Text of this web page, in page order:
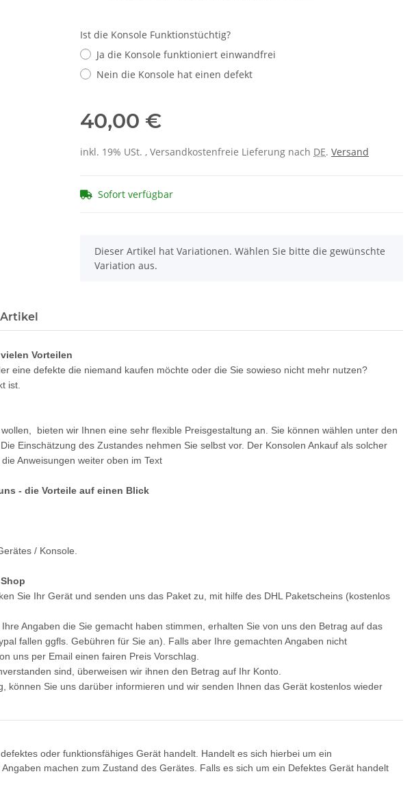
Ist die Konsole Funktionstüchtig?
Ja die Konsole funktioniert einwandfrei
Nein die Konsole hat einen defekt
40,00 €
inkl. 19% USt. , Versandkostenfreie Lieferung nach DE. Versand
Sofort verfügbar
x
Dieser Artikel hat Variationen. Wählen Sie bitte die gewünschte
Variation aus.
Vorteilen
eine defekte die niemand kaufen möchte oder die Sie sowieso nicht mehr nutzen?
ist.
bieten wir Ihnen eine sehr flexible Preisgestaltung an. Sie können wählen unter den
Einschätzung des Zustandes nehmen Sie selbst vor. Der Konsolen Ankauf als solcher
Anweisungen weiter oben im Text
- die Vorteile auf einen Blick
/ Konsole.
Sie Ihr Gerät und senden uns das Paket zu, mit hilfe des DHL Paketscheins (kostenlos
Angaben die Sie gemacht haben stimmen, erhalten Sie von uns den Betrag auf das
fallen ggfls. Gebühren für Sie an). Falls aber Ihre gemachten Angaben nicht
uns per Email einen fairen Preis Vorschlag.
sind, überweisen wir ihnen den Betrag auf Ihr Konto.
können Sie uns darüber informieren und wir senden Ihnen das Gerät kostenlos wieder
oder funktionsfähiges Gerät handelt. Handelt es sich hierbei um ein
machen zum Zustand des Gerätes. Falls es sich um ein Defektes Gerät handelt